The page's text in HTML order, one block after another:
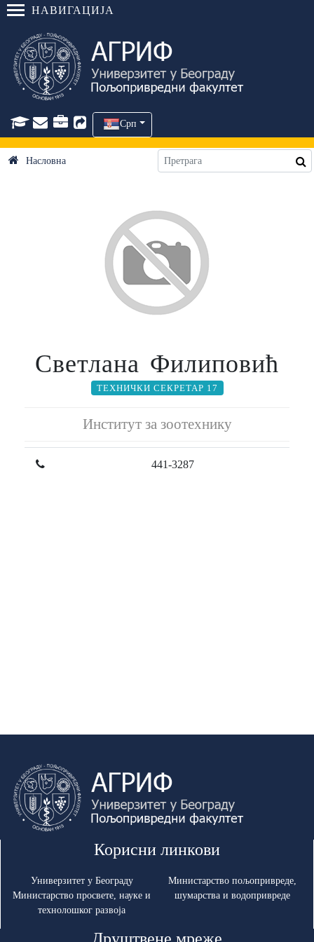
НАВИГАЦИЈА
Срп
Насловна
Светлана Филиповић
ТЕХНИЧКИ СЕКРЕТАР 17
Институт за зоотехнику
441-3287
Корисни линкови
Универзитет у Београду
Министарство просвете, науке и
технолошког развоја
Министарство пољопривреде,
шумарства и водопривреде